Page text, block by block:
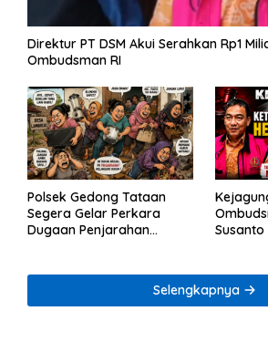
Direktur PT DSM Akui Serahkan Rp1
Ombudsman RI
Polsek Gedong Tataan
Segera Gelar Perkara
Dugaan Penjarahan
Selengkapnya